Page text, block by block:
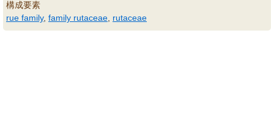
構成要素
rue family, family rutaceae rutaceae